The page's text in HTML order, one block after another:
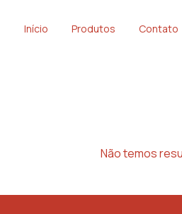
Início Produtos Contato
Não temos